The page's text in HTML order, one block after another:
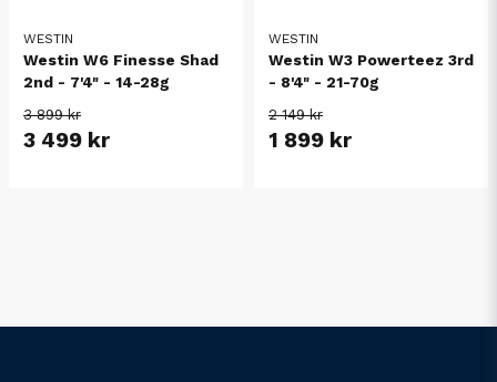
WESTIN
Westin W6 Finesse Shad
2nd - 7'4" - 14-28g
3 899 kr
3 499 kr
WESTIN
Westin W3 Powerteez 3rd
- 8'4" - 21-70g
2 149 kr
1 899 kr